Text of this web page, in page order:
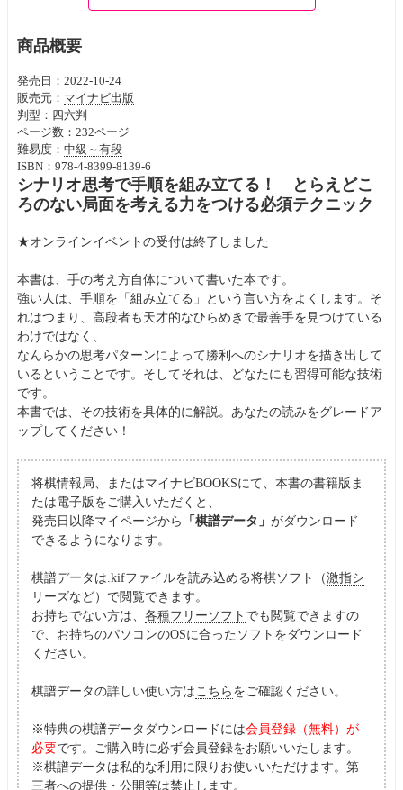
商品概要
発売日：2022-10-24
販売元： マイナビ出版
判型：四六判
ページ数：232ページ
難易度： 中級～有段
ISBN：978-4-8399-8139-6
シナリオ思考で手順を組み立てる！ とらえどこ
ろのない局面を考える力をつける必須テクニック
★オンラインイベントの受付は終了しました
本書は、手の考え方自体について書いた本です。
強い人は、手順を「組み立てる」という言い方をよくします。そ
れはつまり、高段者も天才的なひらめきで最善手を見つけている
わけではなく、
なんらかの思考パターンによって勝利へのシナリオを描き出して
いるということです。そしてそれは、どなたにも習得可能な技術
です。
本書では、その技術を具体的に解説。あなたの読みをグレードア
ップしてください！
将棋情報局、またはマイナビBOOKSにて、本書の書籍版ま
たは電子版をご購入いただくと、
発売日以降マイページから
「棋譜データ」がダウンロード
できるようになります。
棋譜データは.kifファイルを読み込める将棋ソフト（激指シ
リーズなど）で閲覧できます。
お持ちでない方は、各種フリーソフト でも閲覧できますの
で、お持ちのパソコンのOSに合ったソフトをダウンロード
ください。
棋譜データの詳しい使い方はこちらをご確認ください。
※特典の棋譜データダウンロードには会員登録（無料）が
必要です。ご購入時に必ず会員登録をお願いいたします。
※棋譜データは私的な利用に限りお使いいただけます。第
三者への提供・公開等は禁止します。